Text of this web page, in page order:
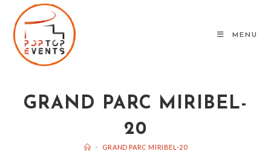
content
MENU
GRAND PARC MIRIBEL-
20
> GRAND PARC MIRIBEL-20